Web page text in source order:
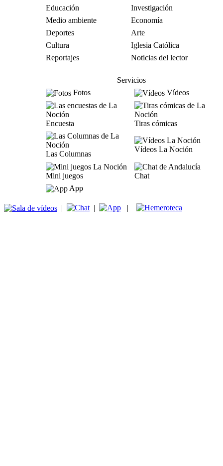
Educación
Investigación
Medio ambiente
Economía
Deportes
Arte
Cultura
Iglesia Católica
Reportajes
Noticias del lector
Servicios
Fotos
Vídeos
Encuesta Tiras cómicas
Las Columnas
Vídeos La Noción
Mini juegos
Chat
App
| | |